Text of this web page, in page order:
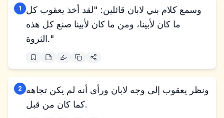
1
وسمع كلام بني لابان قائلين: "لقد أخذ يعقوب كل
ما كان لأبينا، ومن ما كان لأبينا صنع كل هذه
الثروة."
2
ونظر يعقوب إلى وجه لابان ورأى أنه لم يكن تجاهه
كما كان من قبل.